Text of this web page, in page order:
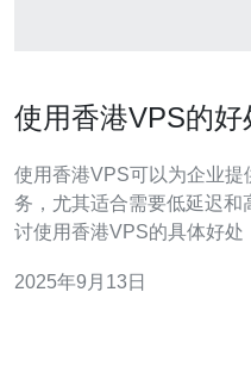
使用香港VPS的
使用香港VPS可以为企业提
务，尤其适合需要低延迟和
讨使用香港VPS的具体好处
络连接 选择在香港部署
2025年9月13日